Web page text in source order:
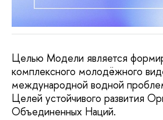
Целью Модели является
комплексного молодёжного
международной водной
Целей устойчивого развития
Объединенных Наций.